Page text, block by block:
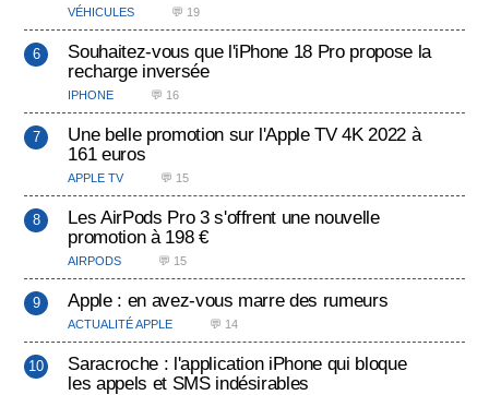
VÉHICULES 💬 19
Souhaitez-vous que l'iPhone 18 Pro propose la
recharge inversée
IPHONE 💬 16
Une belle promotion sur l'Apple TV 4K 2022 à
161 euros
APPLE TV 💬 15
Les AirPods Pro 3 s'offrent une nouvelle
promotion à 198 €
AIRPODS 💬 15
Apple : en avez-vous marre des rumeurs
ACTUALITÉ APPLE 💬 14
Saracroche : l'application iPhone qui bloque
les appels et SMS indésirables